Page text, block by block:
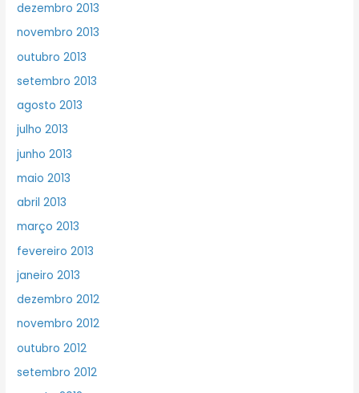
dezembro 2013
novembro 2013
outubro 2013
setembro 2013
agosto 2013
julho 2013
junho 2013
maio 2013
abril 2013
março 2013
fevereiro 2013
janeiro 2013
dezembro 2012
novembro 2012
outubro 2012
setembro 2012